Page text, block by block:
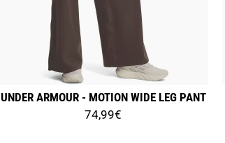
UNDER ARMOUR - MOTION WIDE LEG PANT
74,99€